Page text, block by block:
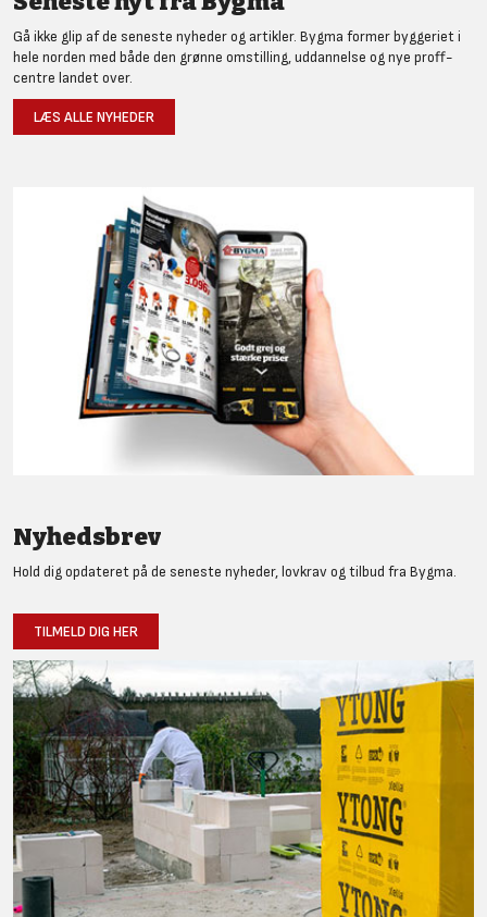
Gå ikke glip af de seneste nyheder og artikler. Bygma former byggeriet i
hele norden med både den grønne omstilling, uddannelse og nye proff-
centre landet over.
LÆS ALLE NYHEDER
Nyhedsbrev
Hold dig opdateret på de seneste nyheder, lovkrav og tilbud fra Bygma.
TILMELD DIG HER